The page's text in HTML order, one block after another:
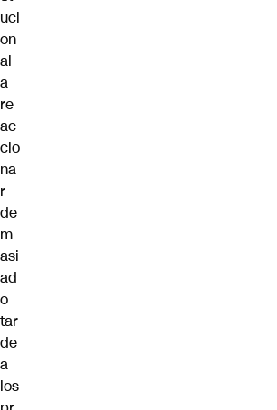
uci
on
al
a
re
ac
cio
na
r
de
m
asi
ad
o
tar
de
a
los